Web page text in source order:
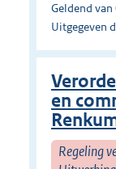
Geldend
Uitgegeven
en
Regeling